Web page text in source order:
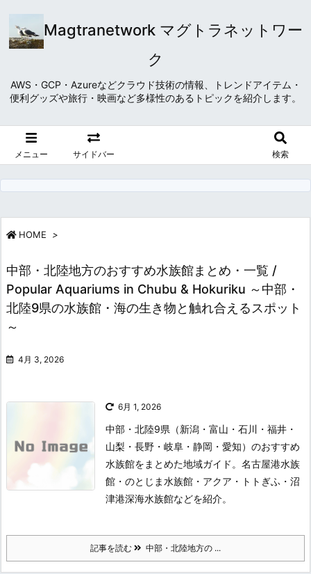
Magtranetwork マグトラネットワー
ク
AWS・GCP・Azureなどクラウド技術の情報、トレンドアイテム・
便利グッズや旅行・映画など多様性のあるトピックを紹介します。
メニュー サイドバー 検索
HOME >
中部・北陸地方のおすすめ水族館まとめ・一覧 /
Popular Aquariums in Chubu & Hokuriku ～中部・
北陸9県の水族館・海の生き物と触れ合えるスポット
～
4月 3, 2026
6月 1, 2026
中部・北陸9県（新潟・富山・石川・福井・
山梨・長野・岐阜・静岡・愛知）のおすすめ
水族館をまとめた地域ガイド。名古屋港水族
館・のとじま水族館・アクア・トトぎふ・沼
津港深海水族館などを紹介。
記事を読む 中部・北陸地方の ...